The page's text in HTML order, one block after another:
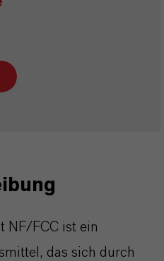
NF/FCC ist ein
das sich durch